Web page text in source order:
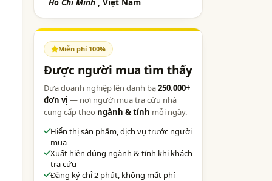
Hồ Chí Minh , Việt Nam
Miễn phí 100%
Được người mua tìm thấy
Đưa doanh nghiệp lên danh bạ250.000+
đơn vị — nơi người mua tra cứu nhà
cung cấp theo ngành & tỉnh mỗi ngày.
Hiển thị sản phẩm, dịch vụ trước người
mua
Xuất hiện đúng ngành & tỉnh khi khách
tra cứu
Đăng ký chỉ 2 phút, không mất phí